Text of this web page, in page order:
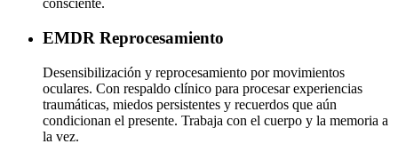
consciente.
EMDR Reprocesamiento
Desensibilización y reprocesamiento por movimientos
oculares. Con respaldo clínico para procesar experiencias
traumáticas, miedos persistentes y recuerdos que aún
condicionan el presente. Trabaja con el cuerpo y la memoria a
la vez.